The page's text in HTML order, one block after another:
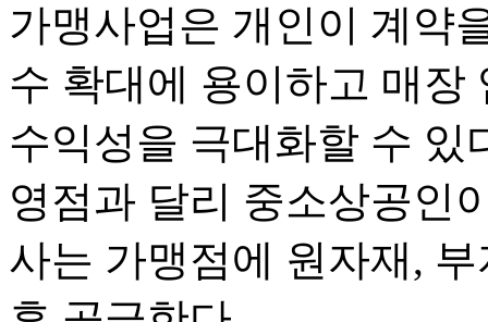
가맹사업은 개인이 계약
수 확대에 용이하고 매장
수익성을 극대화할 수 있
영점과 달리 중소상공인
사는 가맹점에 원자재,